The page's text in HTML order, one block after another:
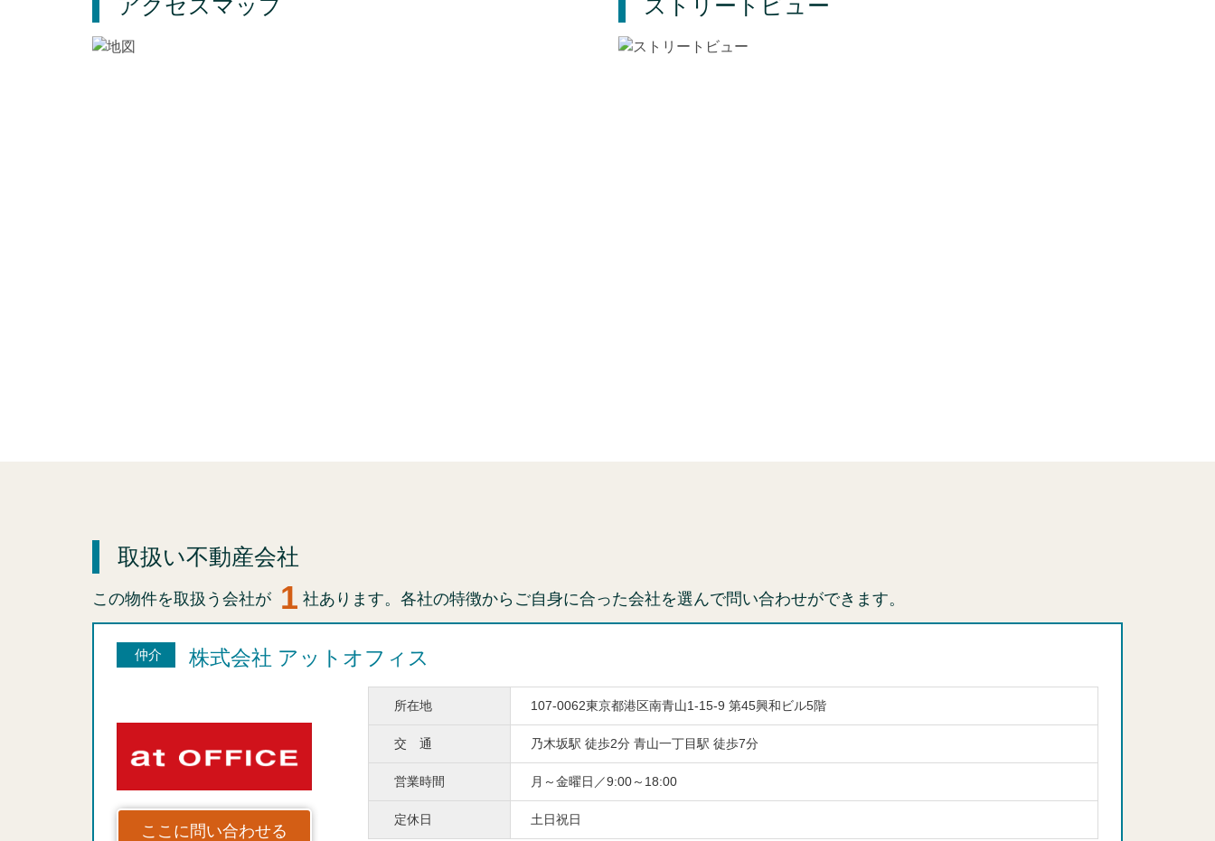
アクセスマップ ストリートビュー
取扱い不動産会社
この物件を取扱う会社が 1 社あります。各社の特徴からご自身に合った会社を選んで問い合わせができます。
仲介 株式会社 アットオフィス
ここに問い合わせる
所在地 107-0062東京都港区南青山1-15-9 第45興和ビル5階
交 通 乃木坂駅 徒歩2分 青山一丁目駅 徒歩7分
営業時間 月～金曜日／9:00～18:00
定休日 土日祝日